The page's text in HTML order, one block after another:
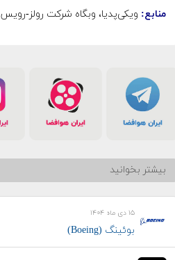
منابع: ویکی‌پدیا، وبگاه شرکت رولز-رویس
بیشتر بخوانید
۱۵ دی ماه ۱۴۰۴
بوئینگ (Boeing)